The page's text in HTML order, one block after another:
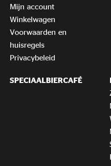
Mijn account
Winkelwagen
Voorwaarden en
huisregels
Privacybeleid
SPECIAALBIERCAFÉ